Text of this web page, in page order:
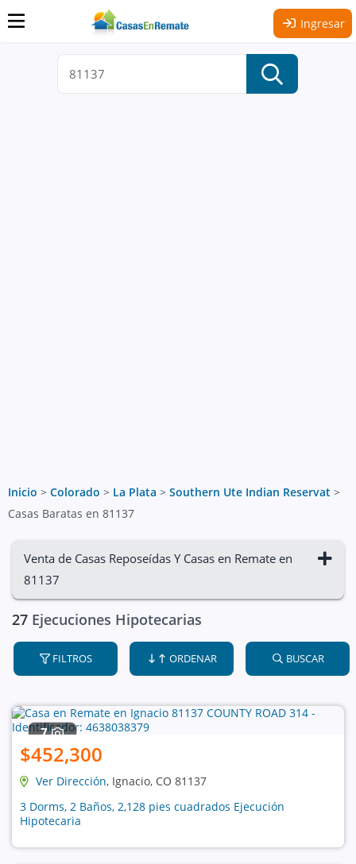
Ingresar
Inicio > Colorado > La Plata > Southern Ute Indian Reservat >
Casas Baratas en 81137
Venta de Casas Reposeídas Y Casas en Remate en
81137
27 Ejecuciones Hipotecarias
FILTROS ORDENAR BUSCAR
7
$452,300
Ver Dirección, Ignacio, CO 81137
3 Dorms, 2 Baños, 2,128 pies cuadrados Ejecución
Hipotecaria